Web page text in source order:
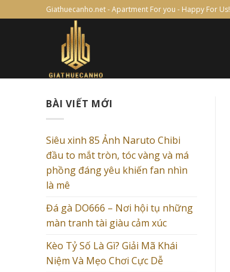
to
Giathuecanho.net - Apartment For you - Happy For Us!
BÀI VIẾT MỚI
Siêu xinh 85 Ảnh Naruto Chibi
đầu to mắt tròn, tóc vàng và má
phồng đáng yêu khiến fan nhìn
là mê
Đá gà DO666 – Nơi hội tụ những
màn tranh tài giàu cảm xúc
Kèo Tỷ Số Là Gì? Giải Mã Khái
Niệm Và Mẹo Chơi Cực Dễ